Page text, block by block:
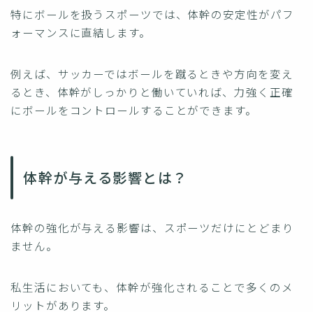
特にボールを扱うスポーツでは、体幹の安定性がパフ
ォーマンスに直結します。
例えば、サッカーではボールを蹴るときや方向を変え
るとき、体幹がしっかりと働いていれば、力強く正確
にボールをコントロールすることができます。
体幹が与える影響とは？
体幹の強化が与える影響は、スポーツだけにとどまり
ません。
私生活においても、体幹が強化されることで多くのメ
リットがあります。